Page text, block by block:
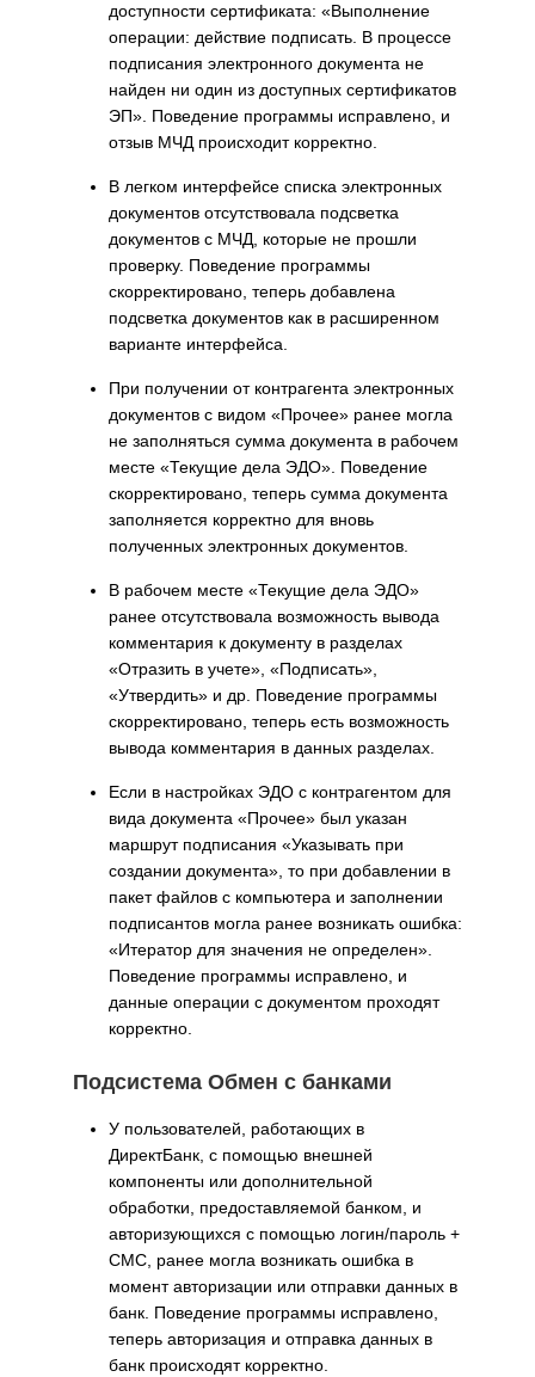
доступности сертификата: «Выполнение
операции: действие подписать. В процессе
подписания электронного документа не
найден ни один из доступных сертификатов
ЭП». Поведение программы исправлено, и
отзыв МЧД происходит корректно.
В легком интерфейсе списка электронных
документов отсутствовала подсветка
документов с МЧД, которые не прошли
проверку. Поведение программы
скорректировано, теперь добавлена
подсветка документов как в расширенном
варианте интерфейса.
При получении от контрагента электронных
документов с видом «Прочее» ранее могла
не заполняться сумма документа в рабочем
месте «Текущие дела ЭДО». Поведение
скорректировано, теперь сумма документа
заполняется корректно для вновь
полученных электронных документов.
В рабочем месте «Текущие дела ЭДО»
ранее отсутствовала возможность вывода
комментария к документу в разделах
«Отразить в учете», «Подписать»,
«Утвердить» и др. Поведение программы
скорректировано, теперь есть возможность
вывода комментария в данных разделах.
Если в настройках ЭДО с контрагентом для
вида документа «Прочее» был указан
маршрут подписания «Указывать при
создании документа», то при добавлении в
пакет файлов с компьютера и заполнении
подписантов могла ранее возникать ошибка:
«Итератор для значения не определен».
Поведение программы исправлено, и
данные операции с документом проходят
корректно.
Подсистема Обмен с банками
У пользователей, работающих в
ДиректБанк, с помощью внешней
компоненты или дополнительной
обработки, предоставляемой банком, и
авторизующихся с помощью логин/пароль +
СМС, ранее могла возникать ошибка в
момент авторизации или отправки данных в
банк. Поведение программы исправлено,
теперь авторизация и отправка данных в
банк происходят корректно.